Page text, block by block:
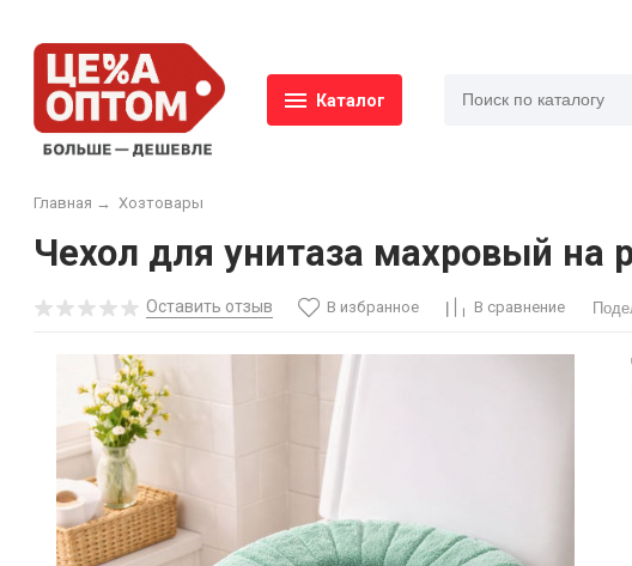
Каталог
Главная → Хозтовары
Чехол для унитаза махровый на
Оставить отзыв В избранное В сравнение